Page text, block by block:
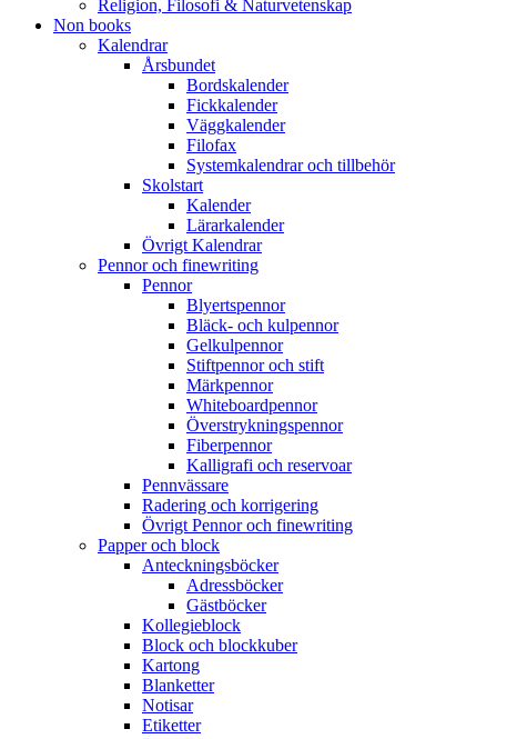
Religion, Filosofi & Naturvetenskap
Non books
Kalendrar
Årsbundet
Bordskalender
Fickkalender
Väggkalender
Filofax
Systemkalendrar och tillbehör
Skolstart
Kalender
Lärarkalender
Övrigt Kalendrar
Pennor och finewriting
Pennor
Blyertspennor
Bläck- och kulpennor
Gelkulpennor
Stiftpennor och stift
Märkpennor
Whiteboardpennor
Överstrykningspennor
Fiberpennor
Kalligrafi och reservoar
Pennvässare
Radering och korrigering
Övrigt Pennor och finewriting
Papper och block
Anteckningsböcker
Adressböcker
Gästböcker
Kollegieblock
Block och blockkuber
Kartong
Blanketter
Notisar
Etiketter